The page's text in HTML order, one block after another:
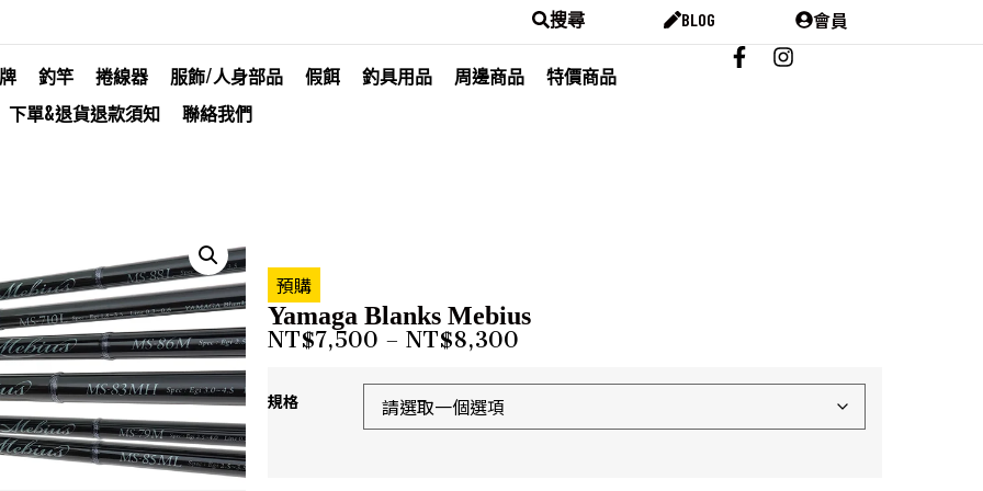
搜尋 BLOG 會員
釣竿 捲線器 服飾/人身部品 假餌 釣具用品 周邊商品
特價商品
下單&退貨退款須知
聯絡我們
預購
Yamaga Blanks Mebius
NT$7,500 – NT$8,300
規格